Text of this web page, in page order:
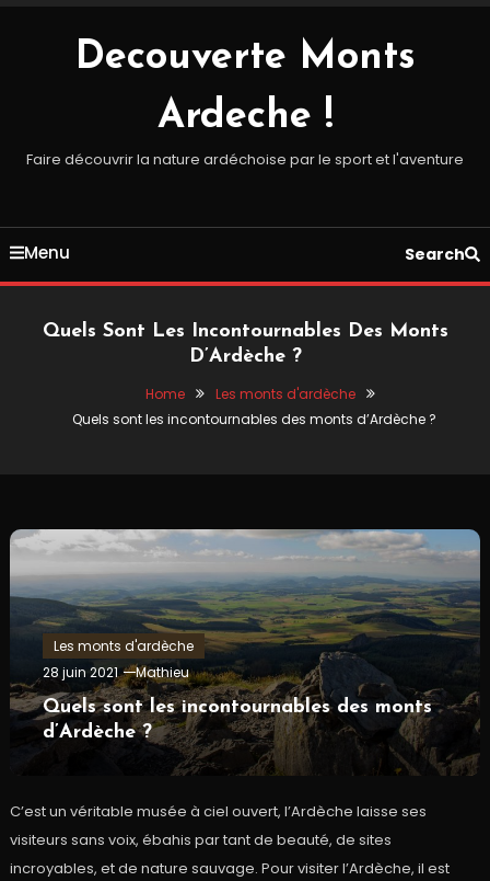
Decouverte Monts
Ardeche !
Faire découvrir la nature ardéchoise par le sport et l'aventure
Menu Search
Quels Sont Les Incontournables Des Monts
D’Ardèche ?
Home
Les monts d'ardèche
Quels sont les incontournables des monts d’Ardèche ?
Les monts d'ardèche
28 juin 2021
Mathieu
Quels sont les incontournables des monts
d’Ardèche ?
C’est un véritable musée à ciel ouvert, l’Ardèche laisse ses
visiteurs sans voix, ébahis par tant de beauté, de sites
incroyables, et de nature sauvage. Pour visiter l’Ardèche, il est